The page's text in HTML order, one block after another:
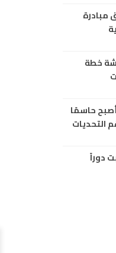
مبادرة
خطة
أصبح حاسمًا
التحديات
دوراً